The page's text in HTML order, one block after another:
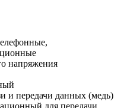
напряжения
и передачи данных (медь)
для передачи